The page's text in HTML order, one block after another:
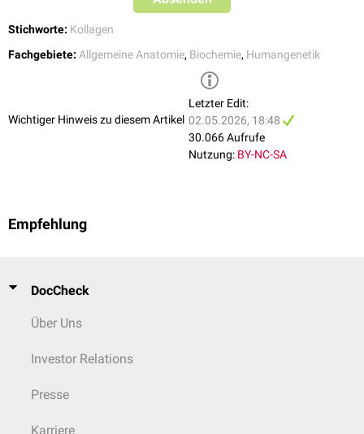
Tschechische Dysplasie (metatarsaler Typ)
Weissenbacher-Zweymüller-Syndrom
Stichworte: Kollagen
Fachgebiete: Allgemeine Anatomie, Biochemie, Humangenetik
Wichtiger Hinweis zu diesem Artikel
Letzter Edit:
02.05.2026, 18:48
30.066 Aufrufe
Nutzung: BY-NC-SA
Empfehlung
DocCheck
Über Uns
Investor Relations
Presse
Karriere